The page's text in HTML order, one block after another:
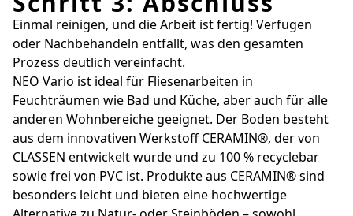
Einmal reinigen, und die Arbeit ist fertig! Verfugen
oder Nachbehandeln entfällt, was den gesamten
Prozess deutlich vereinfacht.
NEO Vario ist ideal für Fliesenarbeiten in
Feuchträumen wie Bad und Küche, aber auch für alle
anderen Wohnbereiche geeignet. Der Boden besteht
aus dem innovativen Werkstoff CERAMIN®, der von
CLASSEN entwickelt wurde und zu 100 % recyclebar
sowie frei von PVC ist. Produkte aus CERAMIN® sind
besonders leicht und bieten eine hochwertige